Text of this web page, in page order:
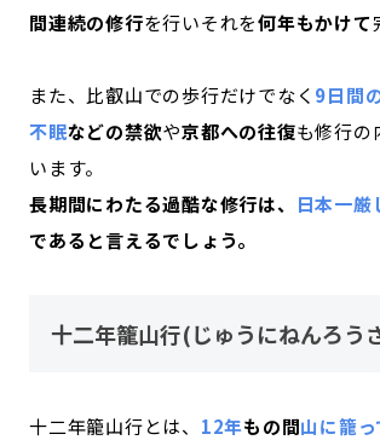
間連続の修行を行いそれを何年もかけて
また、比叡山での歩行だけでなく 9日間
不眠などの禁欲や京都への往復も修行の
います。
長期間にわたる過酷な修行は、
日本一厳
であると言えるでしょう。
十二年籠山行(じゅうにねんろう
十二年籠山行とは、 12年もの間山に籠っ